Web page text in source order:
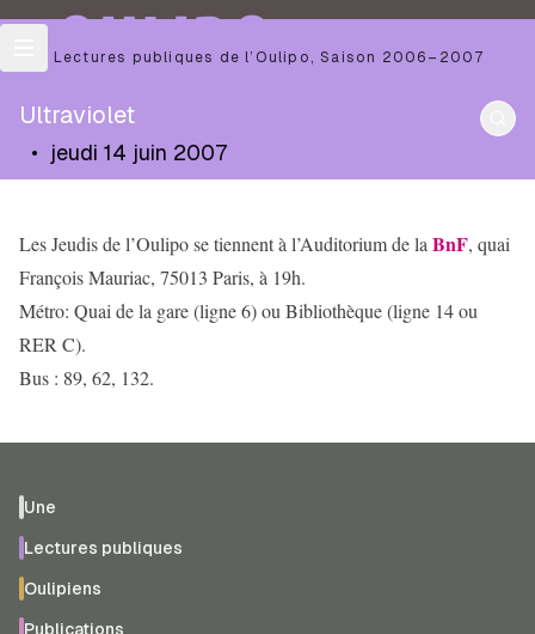
OULIPO
Les Lectures publiques de l’Oulipo ,Saison 2006–2007
Ultraviolet
• jeudi 14 juin 2007
Les Jeudis de l’Oulipo se tiennent à l’Auditorium de la BnF, quai
François Mauriac, 75013 Paris, à 19h.
Métro: Quai de la gare (ligne 6) ou Bibliothèque (ligne 14 ou
RER C).
Bus : 89, 62, 132.
Une
Lectures publiques
Oulipiens
Publications